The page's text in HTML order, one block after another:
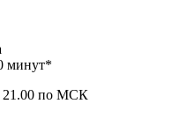
минут*
21.00 по МСК